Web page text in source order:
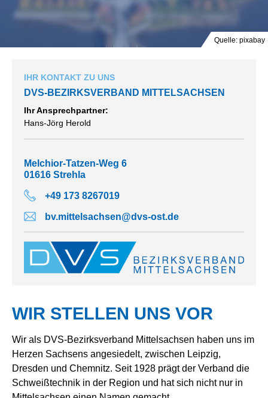
Quelle: pixabay
WIR STELLEN UNS VOR
Wir als DVS-Bezirksverband Mittelsachsen haben uns im
Herzen Sachsens angesiedelt, zwischen Leipzig,
Dresden und Chemnitz. Seit 1928 prägt der Verband die
Schweißtechnik in der Region und hat sich nicht nur in
IHR KONTAKT ZU UNS
DVS-BEZIRKSVERBAND MITTELSACHSEN
Ihr Ansprechpartner:
Hans-Jörg Herold
Melchior-Tatzen-Weg 6
01616 Strehla
+49 173 8267019
bv.mittelsachsen@dvs-ost.de